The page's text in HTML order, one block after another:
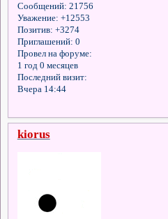
Сообщений: 21756
Уважение: +12553
Позитив: +3274
Приглашений: 0
Провел на форуме:
1 год 0 месяцев
Последний визит:
Вчера 14:44
kiorus